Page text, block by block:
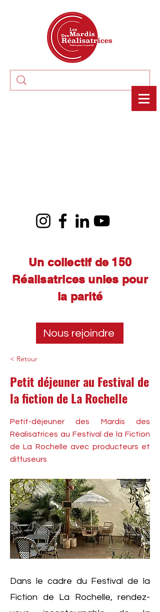
Un collectif de 150
Réalisatrices unies pour
la parité
Nous rejoindre
< Retour
Petit déjeuner au Festival de
la fiction de La Rochelle
Petit-déjeuner des Mardis des
Réalisatrices au Festival de la Fiction
de La Rochelle avec producteurs et
diffuseurs
Dans le cadre du Festival de la
Fiction de La Rochelle, rendez-